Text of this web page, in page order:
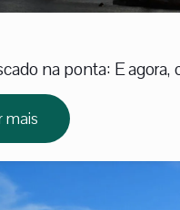
na ponta: E agora,
mais